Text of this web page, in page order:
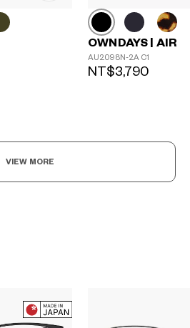
OWNDAYS | AIR
AU2098N-2A C1
NT$3,790
VIEW MORE